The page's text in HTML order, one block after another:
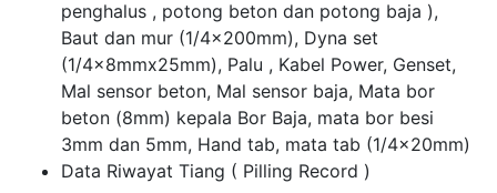
penghalus , potong beton dan potong baja ),
Baut dan mur (1/4x200mm), Dyna set
(1/4x8mmx25mm), Palu , Kabel Power, Genset,
Mal sensor beton, Mal sensor baja, Mata bor
beton (8mm) kepala Bor Baja, mata bor besi
3mm dan 5mm, Hand tab, mata tab (1/4x20mm)
Data Riwayat Tiang ( Pilling Record )